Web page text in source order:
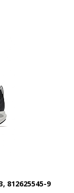
812625545-9